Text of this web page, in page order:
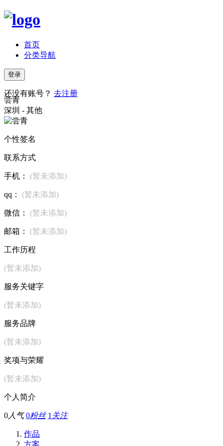
首页
分类导航
登录
还没有账号？ 去注册
尝青
深圳 - 其他
个性签名
联系方式
手机： (暂未添加)
qq： (暂未添加)
微信： (暂未添加)
邮箱： (暂未添加)
工作历程
(暂未添加)
服务关键字
(暂未添加)
服务品牌
(暂未添加)
奖项与荣耀
(暂未添加)
个人简介
0 人气 0粉丝 1 关注
作品
方案